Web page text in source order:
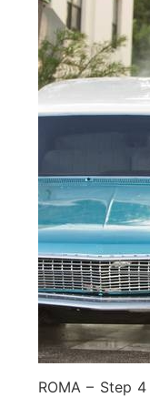
ROMA – Step